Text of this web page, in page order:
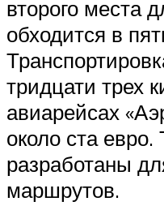
второго места
обходится в
тридцати трех
авиарейсах
около ста
разработаны
маршрутов.